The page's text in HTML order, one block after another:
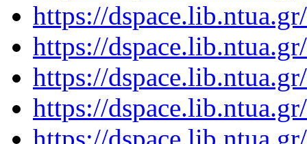
https://
https://
https://
https://